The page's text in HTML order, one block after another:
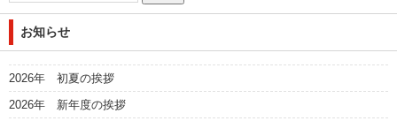
お知らせ
2026年 初夏の挨拶
2026年 新年度の挨拶